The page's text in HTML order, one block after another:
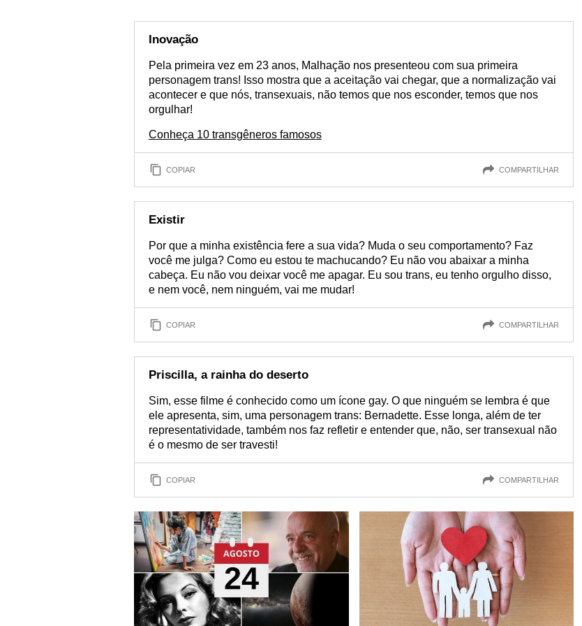
Inovação
Pela primeira vez em 23 anos, Malhação nos presenteou com sua primeira
personagem trans! Isso mostra que a aceitação vai chegar, que a normalização vai
acontecer e que nós, transexuais, não temos que nos esconder, temos que nos
orgulhar!
Conheça 10 transgêneros famosos
COPIAR COMPARTILHAR
Existir
Por que a minha existência fere a sua vida? Muda o seu comportamento? Faz
você me julga? Como eu estou te machucando? Eu não vou abaixar a minha
cabeça. Eu não vou deixar você me apagar. Eu sou trans, eu tenho orgulho disso,
e nem você, nem ninguém, vai me mudar!
COPIAR COMPARTILHAR
Priscilla, a rainha do deserto
Sim, esse filme é conhecido como um ícone gay. O que ninguém se lembra é que
ele apresenta, sim, uma personagem trans: Bernadette. Esse longa, além de ter
representatividade, também nos faz refletir e entender que, não, ser transexual não
é o mesmo de ser travesti!
COPIAR COMPARTILHAR